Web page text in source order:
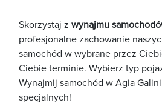
Skorzystaj z wynajmu
profesjonalne zachowanie
samochód w wybrane przez
Ciebie terminie. Wybierz typ
Wynajmij samochód w Agia
specjalnych!